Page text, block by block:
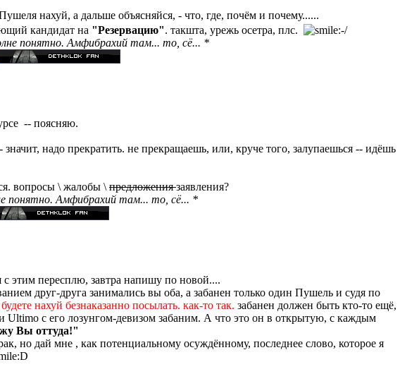
нахуй, а дальше объясняйся, - что, где, почём и почему......
кандидат на "Резервацию". такшта, урежь осетра, плс.
понятно. Амфибрахий там... то, сё... *
-- поясняю.
значит, надо прекратить. не прекращаешь, или, круче того, залупаешься -- идёшь
вопросы \ жалобы \предложениязаявления?
понятно. Амфибрахий там... то, сё... *
с этим пересплю, завтра напишу по новой....
друг-друга занимались вы оба, а забанен только один Пушель и судя по
нахуй безнаказанно посылать. как-то так. забанен должен быть кто-то ещё,
Ultimo с его лозунгом-девизом забаним. А что это он в открытую, с каждым
Вы оттуда!"
но дай мне , как потенциальному осуждённому, последнее слово, которое я